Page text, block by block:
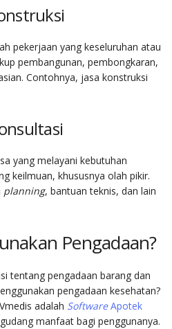
pekerjaan yang keseluruhan atau
pembangunan, pembongkaran,
Contohnya, jasa konstruksi
yang melayani kebutuhan
keilmuan, khususnya olah pikir.
planning, bantuan teknis, dan lain
Pengadaan?
tentang pengadaan barang dan
pengadaan kesehatan?
adalah SoftwareApotek
manfaat bagi penggunanya.